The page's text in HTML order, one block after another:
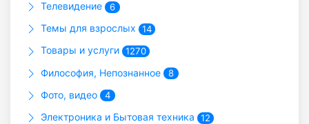
Телевидение 6
Темы для взрослых 14
Товары и услуги 1270
Философия, Непознанное 8
Фото, видео 4
Электроника и Бытовая техника 12